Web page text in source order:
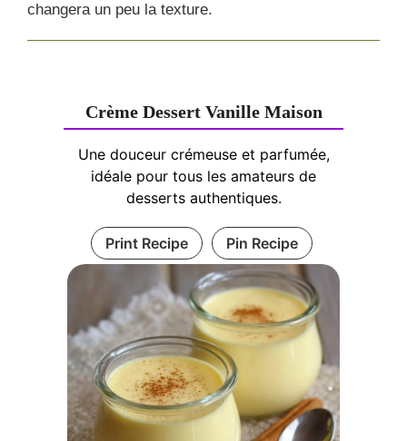
changera un peu la texture.
Crème Dessert Vanille Maison
Une douceur crémeuse et parfumée,
idéale pour tous les amateurs de
desserts authentiques.
Print Recipe Pin Recipe